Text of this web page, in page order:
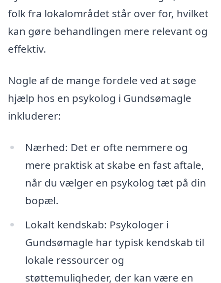
folk fra lokalområdet står over for, hvilket
kan gøre behandlingen mere relevant og
effektiv.
Nogle af de mange fordele ved at søge
hjælp hos en psykolog i Gundsømagle
inkluderer:
Nærhed: Det er ofte nemmere og
mere praktisk at skabe en fast aftale,
når du vælger en psykolog tæt på din
bopæl.
Lokalt kendskab: Psykologer i
Gundsømagle har typisk kendskab til
lokale ressourcer og
støttemuligheder, der kan være en